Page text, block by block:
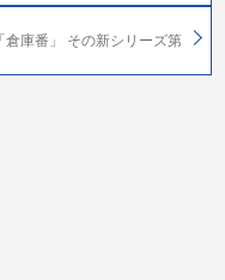
庫番」 その新シリーズ第